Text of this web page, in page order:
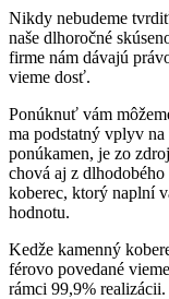
Nikdy nebudeme
naše dlhoročné
firme nám dávajú
vieme dosť.
Ponúknuť vám
ma podstatný vplyv
ponúkamen, je zo
chová aj z
koberec, ktorý naplní
hodnotu.
Kedže kamenný
férovo povedané
rámci 99,9% realizácii.